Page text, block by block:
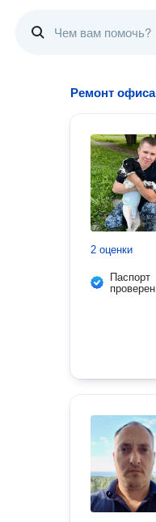
Ремонт офиса
2 оценки
Паспорт
проверен